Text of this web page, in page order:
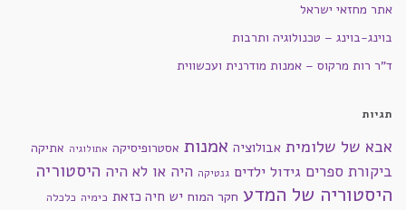
אתר מחזאי ישראל
בוינג-בוינג – טכנולוגיה ותרבות
ד"ר רות מרקוס – אמנות מודרנית ועכשווית
תגיות
אבא של שלומית אבולוציה אמנות אסטרופיסיקה אתולוגיה אתיקה
ביקורת ספרים גידול ילדים גנטיקה היה או לא היה היסטוריה
היסטוריה של המדע חקר המוח יש חיה כזאת כימיה כלכלה